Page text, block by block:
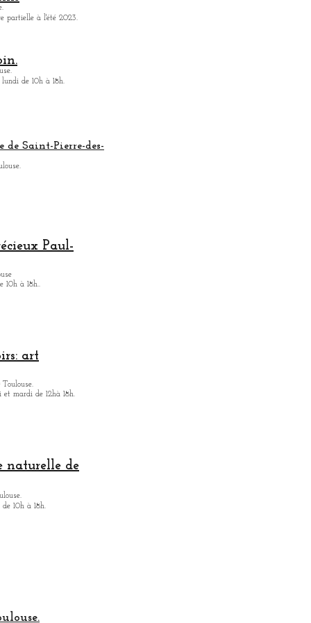
partielle à l'été 2023.
de 10h à 18h.
Saint-Pierre-des-
Paul-
10h à 18h..
art
mardi de 12hà 18h.
naturelle de
10h à 18h.